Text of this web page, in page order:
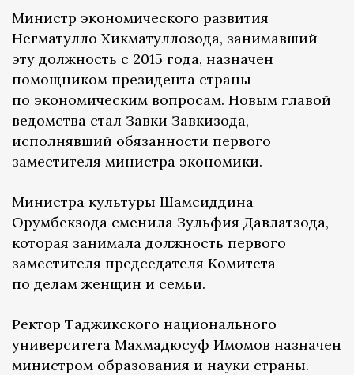
Министр экономического развития
Негматулло Хикматуллозода, занимавший
эту должность с 2015 года, назначен
помощником президента страны
по экономическим вопросам. Новым главой
ведомства стал Завки Завкизода,
исполнявший обязанности первого
заместителя министра экономики.
Министра культуры Шамсиддина
Орумбекзода сменила Зульфия Давлатзода,
которая занимала должность первого
заместителя председателя Комитета
по делам женщин и семьи.
Ректор Таджикского национального
университета Махмадюсуф Имомов назначен
министром образования и науки страны.